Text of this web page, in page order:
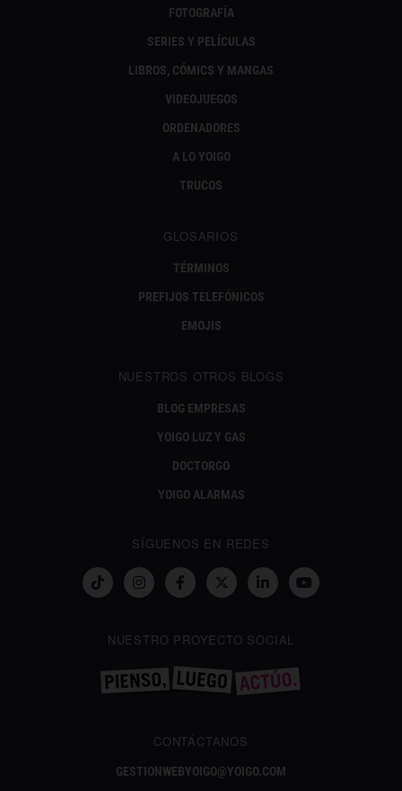
FOTOGRAFÍA
SERIES Y PELÍCULAS
LIBROS, CÓMICS Y MANGAS
VIDEOJUEGOS
ORDENADORES
A LO YOIGO
TRUCOS
GLOSARIOS
TÉRMINOS
PREFIJOS TELEFÓNICOS
EMOJIS
NUESTROS OTROS BLOGS
BLOG EMPRESAS
YOIGO LUZ Y GAS
DOCTORGO
YOIGO ALARMAS
SÍGUENOS EN REDES
NUESTRO PROYECTO SOCIAL
CONTÁCTANOS
GESTIONWEBYOIGO@YOIGO.COM